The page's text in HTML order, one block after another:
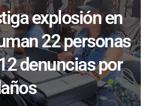
explosión en
22 personas
denuncias por